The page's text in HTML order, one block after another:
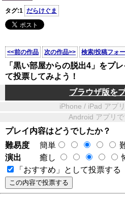
タグ:1 だらけぐま
<<前の作品 次の作品>> 検索/投稿フォ
「黒い部屋からの脱出4」をプ
て投票してみよう！
ブラウザ版を
iPhone / iPad アプ
Android アプリ
プレイ内容はどうでしたか？
難易度
簡単
演出
癒し
「おすすめ」として投票する